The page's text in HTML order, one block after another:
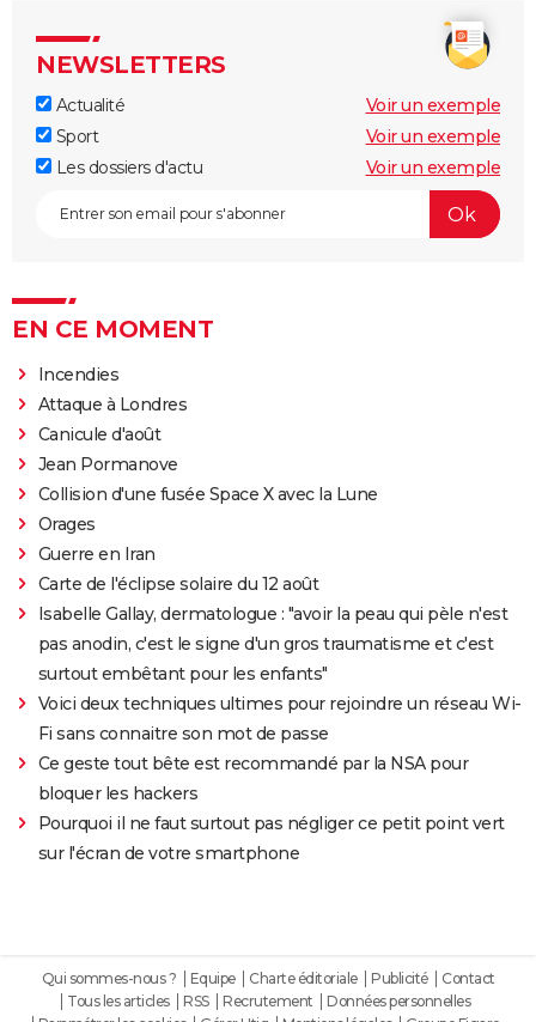
NEWSLETTERS
Actualité
Voir un exemple
Sport
Voir un exemple
Les dossiers d'actu
Voir un exemple
EN CE MOMENT
Incendies
Attaque à Londres
Canicule d'août
Jean Pormanove
Collision d'une fusée Space X avec la Lune
Orages
Guerre en Iran
Carte de l'éclipse solaire du 12 août
Isabelle Gallay, dermatologue : "avoir la peau qui pèle n'est
pas anodin, c'est le signe d'un gros traumatisme et c'est
surtout embêtant pour les enfants"
Voici deux techniques ultimes pour rejoindre un réseau Wi-
Fi sans connaitre son mot de passe
Ce geste tout bête est recommandé par la NSA pour
bloquer les hackers
Pourquoi il ne faut surtout pas négliger ce petit point vert
sur l'écran de votre smartphone
Qui sommes-nous ? Equipe Charte éditoriale Publicité
Contact
Tous les articles
RSS Recrutement
Données personnelles